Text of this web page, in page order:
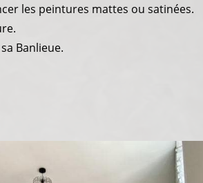
les peintures mattes ou satinées.
Banlieue.